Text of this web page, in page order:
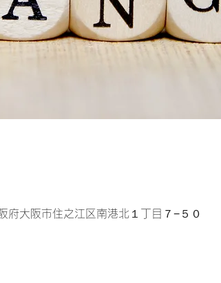
大阪市住之江区南港北１丁目７−５０